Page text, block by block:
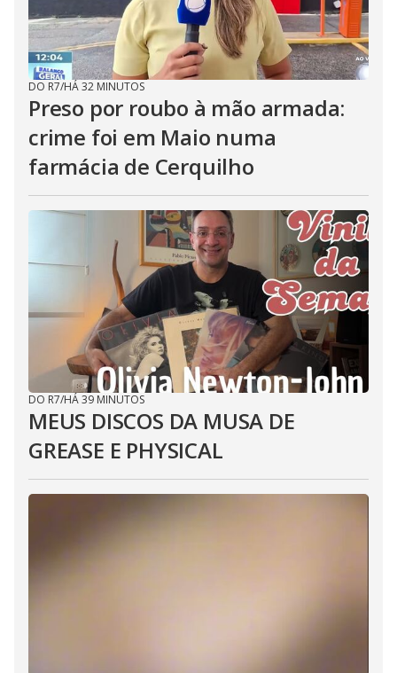
DO R7/HÁ 32 MINUTOS
Preso por roubo à mão armada:
crime foi em Maio numa
farmácia de Cerquilho
DO R7/HÁ 39 MINUTOS
MEUS DISCOS DA MUSA DE
GREASE E PHYSICAL